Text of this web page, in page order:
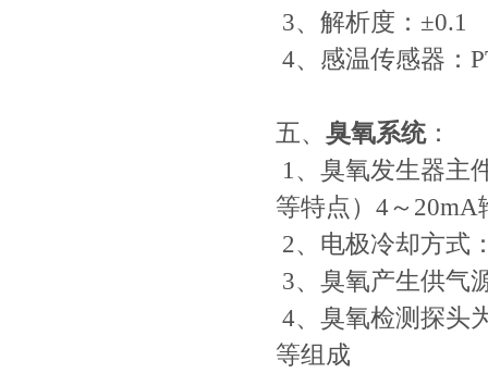
3、解析度：±0.1
4、感温传感器：
五、 臭氧系统：
1、臭氧发生器主
等特点）4～20mA
2、电极冷却方式
3、臭氧产生供气
4、臭氧检测探头
等组成